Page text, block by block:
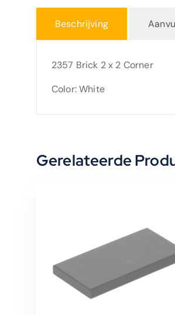
Beschrijving
2357 Brick 2 x 2 Corner
Color: White
Gerelateerde